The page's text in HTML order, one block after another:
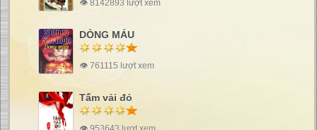
👁 8142893 lượt xem
DÒNG MÁU
👁 761115 lượt xem
Tấm vải đỏ